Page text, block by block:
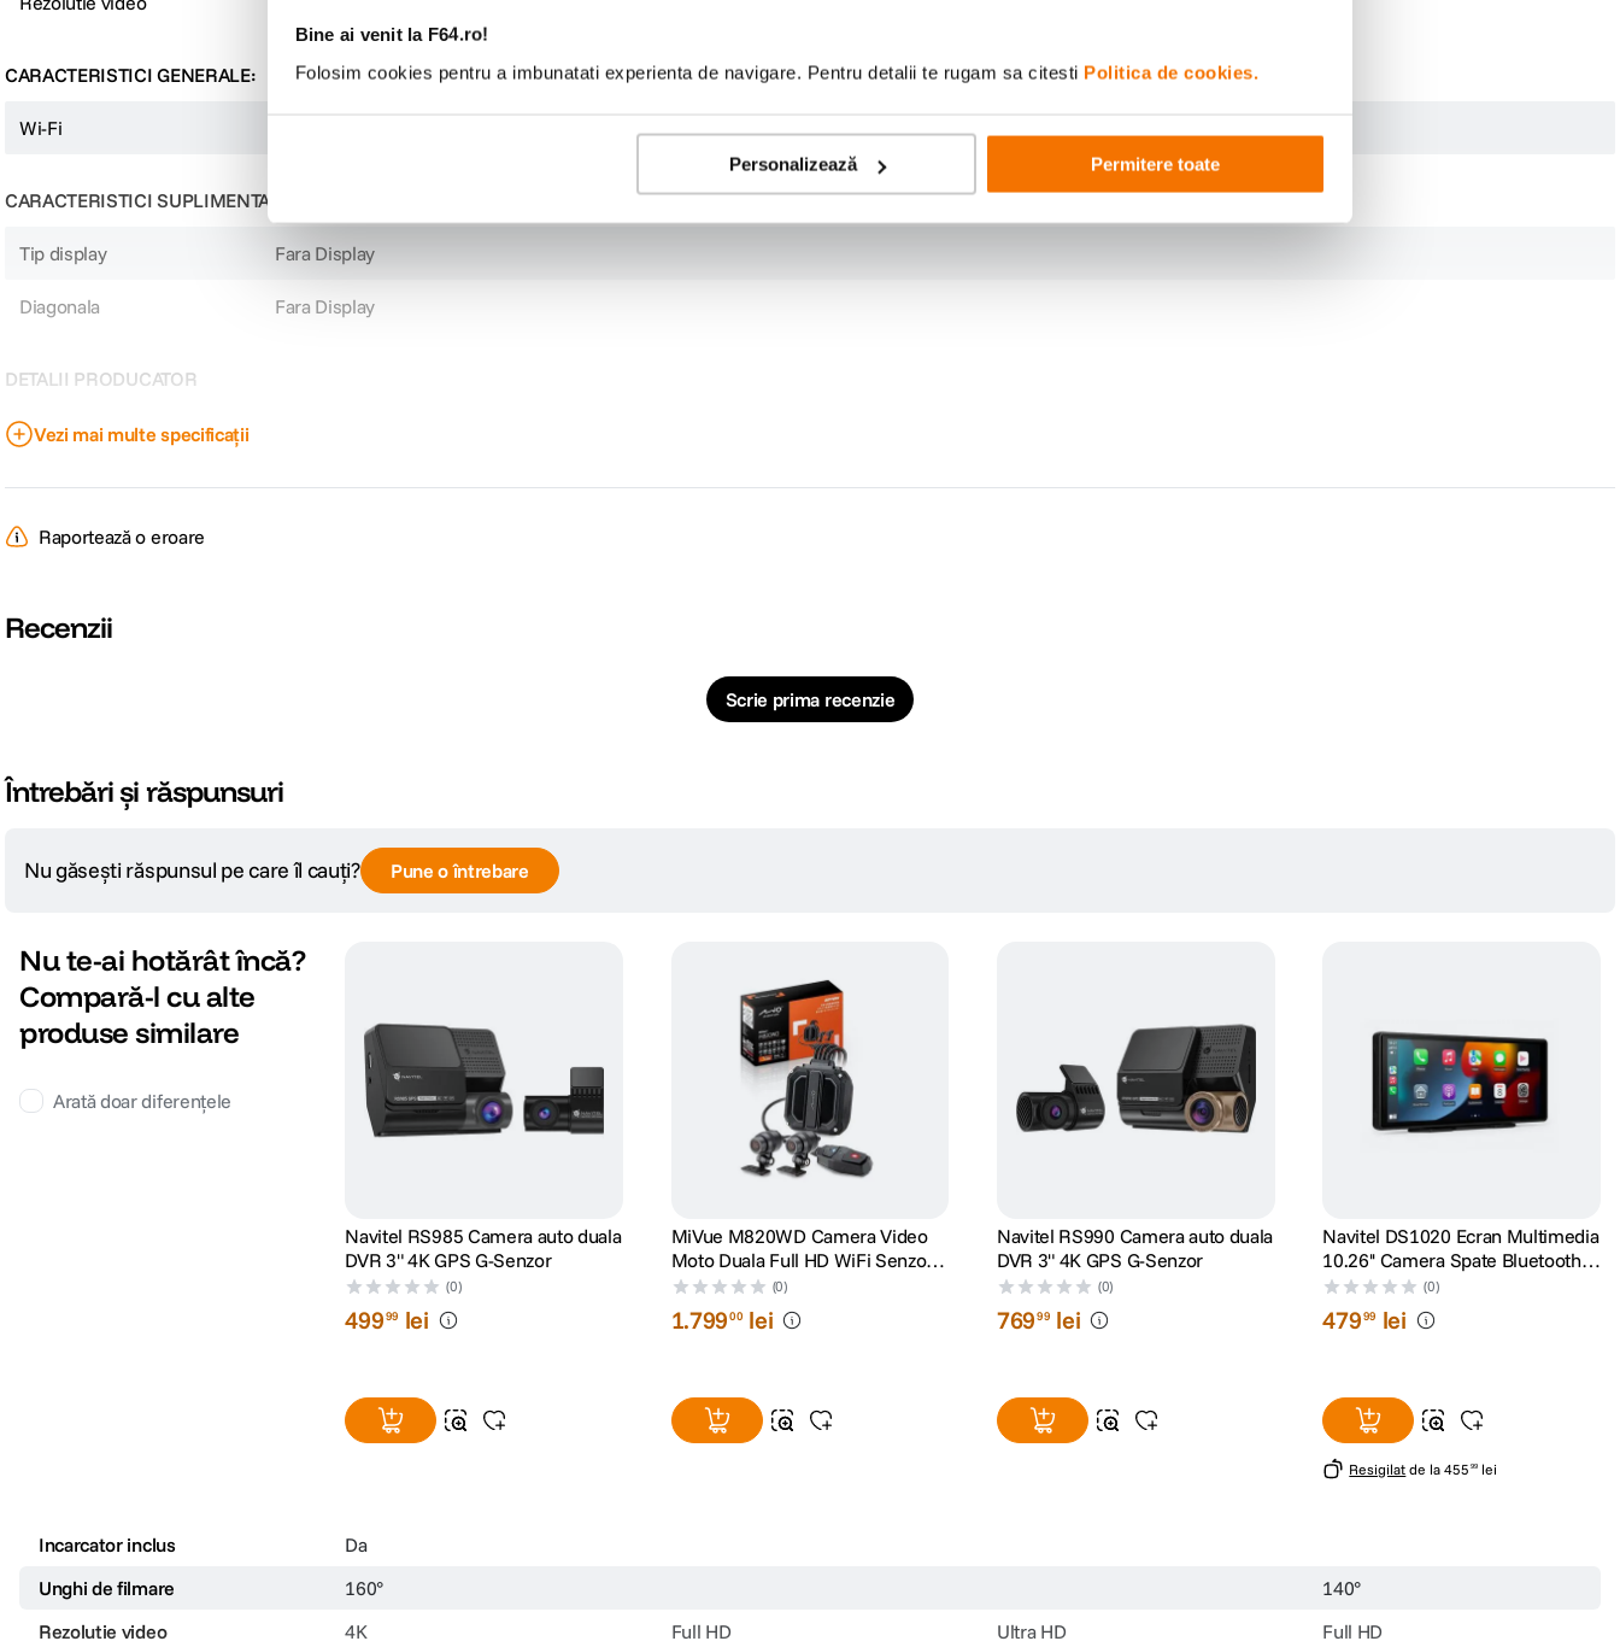
Bine ai venit la F64.ro!
Folosim cookies pentru a imbunatati experienta de navigare. Pentru detalii te rugam sa citesti Politica de cookies.
Personalizează Permitere toate
CARACTERISTICI GENERALE:
Wi-Fi
CARACTERISTICI SUPLIMENTARE:
Tip display Fara Display
Diagonala Fara Display
DETALII PRODUCATOR
Cod producator
Vezi mai multe specificații
Raportează o eroare
Recenzii
Scrie prima recenzie
Întrebări și răspunsuri
Nu găsești răspunsul pe care îl cauți? Pune o întrebare
Nu te-ai hotărât încă?
Compară-l cu alte
produse similare
Arată doar diferențele
Navitel RS985 Camera auto duala
DVR 3" 4K GPS G-Senzor
(0)
49999 lei
MiVue M820WD Camera Video
Moto Duala Full HD WiFi Senzor
Sony STARVIS
(0)
1.79900 lei
Navitel RS990 Camera auto duala
DVR 3" 4K GPS G-Senzor
(0)
76999 lei
Navitel DS1020 Ecran Multimedia
10.26'' Camera Spate Bluetooth
Wi-Fi Negru (0)
47999 lei
Resigilat de la 455 99 lei
Incarcator inclus
Da
Unghi de filmare
160°
140°
Rezolutie video
4K Full HD Ultra HD Full HD